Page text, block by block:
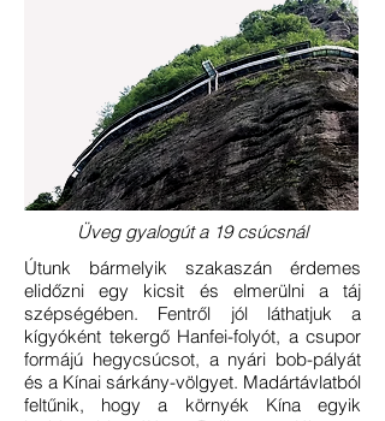
Üveg gyalogút a 19 csúcsnál
Útunk bármelyik szakaszán érdemes
elidőzni egy kicsit és elmerülni a táj
szépségében. Fentről jól láthatjuk a
kígyóként tekergő Hanfei-folyót, a csupor
formájú hegycsúcsot, a nyári bob-pályát
és a Kínai sárkány-völgyet. Madártávlatból
feltűnik, hogy a környék Kína egyik